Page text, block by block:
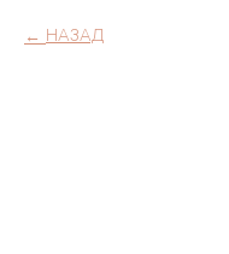
НАЗАД